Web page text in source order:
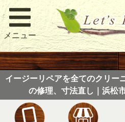
メニュー
イージーリペアを全てのクリー
の修理、寸法直し｜浜松